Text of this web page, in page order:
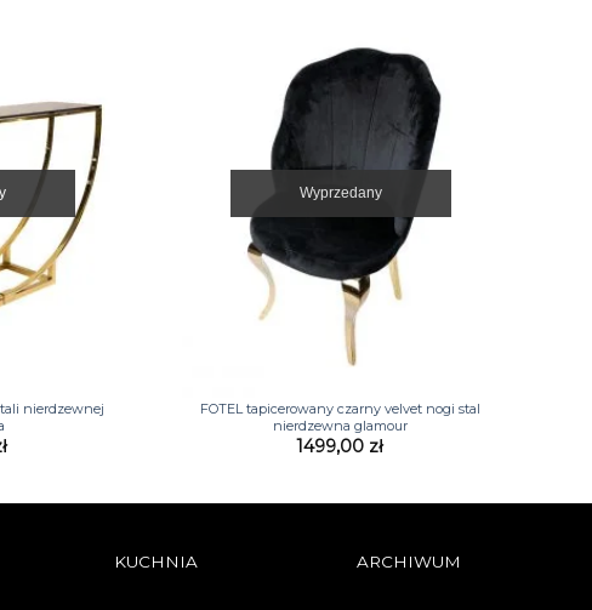
nierdzewnej
Wyprzedany
FOTEL tapicerowany czarny velvet nogi stal
nierdzewna glamour
1499,00 zł
KUCHNIA ARCHIWUM